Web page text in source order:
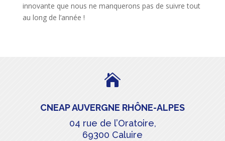
innovante que nous ne manquerons pas de suivre tout
au long de l’année !

CNEAP AUVERGNE RHÔNE-ALPES
04 rue de l’Oratoire,
69300 Caluire